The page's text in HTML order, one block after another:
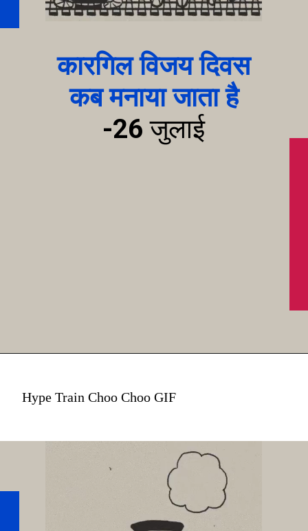
कारगिल विजय दिवस
कब मनाया जाता है
-26 जुलाई
Hype Train Choo Choo GIF